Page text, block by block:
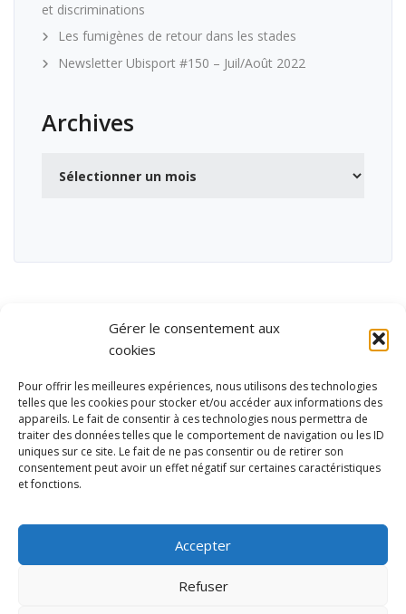
Gérer le consentement aux
cookies
Pour offrir les meilleures expériences, nous utilisons des technologies
telles que les cookies pour stocker et/ou accéder aux informations des
appareils. Le fait de consentir à ces technologies nous permettra de
traiter des données telles que le comportement de navigation ou les ID
uniques sur ce site. Le fait de ne pas consentir ou de retirer son
consentement peut avoir un effet négatif sur certaines caractéristiques
et fonctions.
Accepter
Refuser
et discriminations
Les fumigènes de retour dans les stades
Newsletter Ubisport #150 – Juil/Août 2022
Archives
et de loisirs
Contact
Mentions légales